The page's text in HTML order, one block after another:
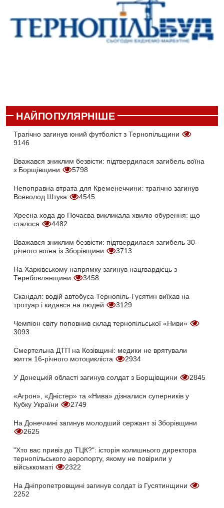
НАЙПОПУЛЯРНІШЕ
Трагічно загинув юний футболіст з Тернопільщини
9146
Вважався зниклим безвісти: підтвердилася загибель воїна
з Борщівщини
5798
Непоправна втрата для Кременеччини: трагічно загинув
Всеволод Штука
4545
Хресна хода до Почаєва викликала хвилю обурення: що
сталося
4482
Вважався зниклим безвісти: підтвердилася загибель 30-
річного воїна із Зборівщини
3713
На Харківському напрямку загинув нацгвардієць з
Теребовлянщини
3458
Скандал: водій автобуса Тернопіль-Гусятин виїхав на
тротуар і кидався на людей
3129
Чемпіон світу поповнив склад тернопільської «Ниви»
3093
Смертельна ДТП на Козівщині: медики не врятували
життя 16-річного мотоцикліста
2934
У Донецькій області загинув солдат з Борщівщини 2845
«Агрон», «Дністер» та «Нива» дізналися суперників у
Кубку України
2749
На Донеччині загинув молодший сержант зі Зборівщини
2625
"Хто вас привіз до ТЦК?": історія колишнього директора
тернопільського аеропорту, якому не повірили у
військкоматі
2322
На Дніпропетровщині загинув солдат із Гусятинщини
2252